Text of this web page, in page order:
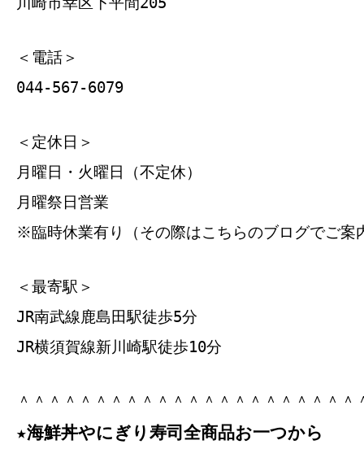
＜電話＞
044-567-6079
＜定休日＞
月曜日・火曜日（不定休）
月曜祭日営業
※臨時休業有り（その際はこちらのブログでご案
＜最寄駅＞
JR南武線鹿島田駅徒歩5分
JR横須賀線新川崎駅徒歩10分
＾＾＾＾＾＾＾＾＾＾＾＾＾＾＾＾＾＾＾＾＾
★海鮮丼やにぎり寿司全商品お一つから